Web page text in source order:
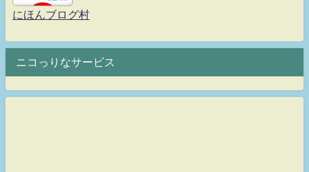
にほんブログ村
ニコっりなサービス